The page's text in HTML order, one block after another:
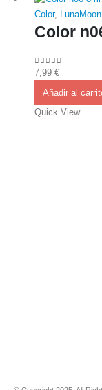
Color, LunaMoon
Color
0out of 5
7,99 €
Añadir al
Quick View